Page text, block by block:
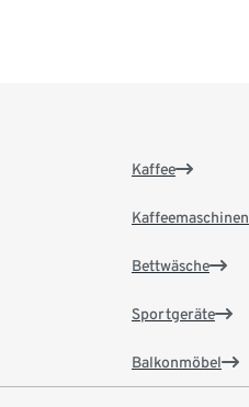
Kaffee
Kaffeemaschinen
Bettwäsche
Sportgeräte
Balkonmöbel